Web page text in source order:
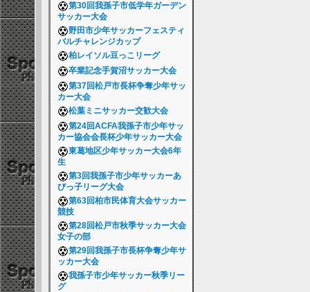
第30回我孫子市低学年ガーデン
サッカー大会
野田市少年サッカーフェスティ
バルチャレンジカップ
柏レイソル豆っこリーグ
卒業記念手賀沼サッカー大会
第37回松戸市長杯争奪少年サッ
カー大会
松葉ミニサッカー交歓大会
第24回ACFA我孫子市少年サッ
カー協会会長杯少年サッカー大会
東葛地区少年サッカー大会6年
生
第3回我孫子市少年サッカーあ
びっ子リーグ大会
第63回柏市民体育大会サッカー
競技
第28回松戸市秋季サッカー大会
女子の部
第29回我孫子市長杯争奪少年サ
ッカー大会
我孫子市少年サッカー秋季リー
グ